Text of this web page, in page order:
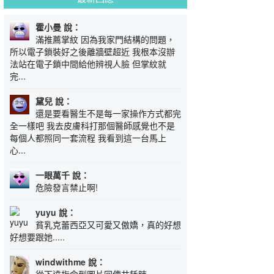
霍小曼 說：
滿推薦掌紋 因為我家門結構的問題，
所以電子鎖裝好之後離牆壁超近 我根本沒辦
法站在電子鎖中間給他辨視人臉 但掌紋就
完...
黛兒 說：
還是要看醫生不是每一家操作方式都完
全一樣吧 我去皮膚科打那個醫師感覺也不是
每個人都照同一套流程 我看到這一台馬上
心...
一眼萬千 說：
危險發言禁止啊!
yuyu 說：
貧乳克蕾西亞又可愛又傲嬌，真的好想
好想要跟她.....
windwithme 說：